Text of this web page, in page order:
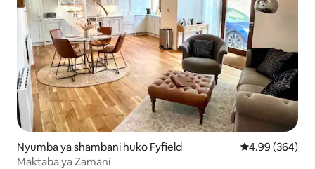
Nyumba ya shambani huko Fyfield Ukadiriaji wa
4.99 (364)
Maktaba ya Zamani